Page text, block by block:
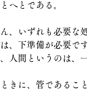
へとである。
ん、いずれも必要な
、下準備が必要で
、人間というのは、
きに、管であるこ